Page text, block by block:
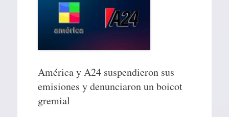
América y A24 suspendieron sus
emisiones y denunciaron un boicot
gremial